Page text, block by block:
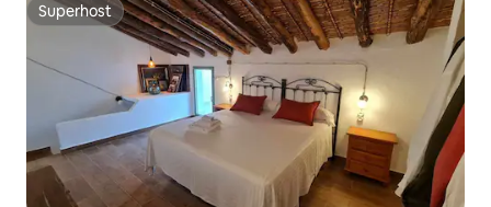
Superhost
Superhost